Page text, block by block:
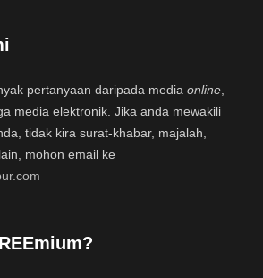
pertanyaan daripada media online
media elektronik. Jika anda mewakili
tidak kira surat-khabar, majalah,
mohon email ke